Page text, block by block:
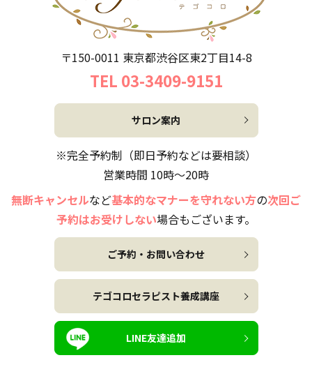
〒150-0011 東京都渋谷区東2丁目14-8
TEL 03-3409-9151
サロン案内
※完全予約制（即日予約などは要相談）
営業時間 10時～20時
無断キャンセルなど基本的なマナーを守れない方の次回ご
予約はお受けしない場合もございます。
ご予約・お問い合わせ
テゴコロセラピスト養成講座
LINE友達追加